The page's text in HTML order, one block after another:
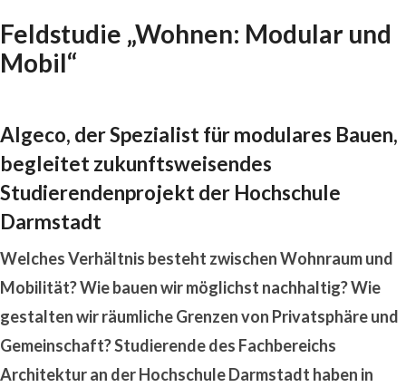
Feldstudie „Wohnen: Modular und
Mobil“
Algeco, der Spezialist für modulares Bauen,
begleitet zukunftsweisendes
Studierendenprojekt der Hochschule
Darmstadt
Welches Verhältnis besteht zwischen Wohnraum und
Mobilität? Wie bauen wir möglichst nachhaltig? Wie
gestalten wir räumliche Grenzen von Privatsphäre und
Gemeinschaft? Studierende des Fachbereichs
Architektur an der Hochschule Darmstadt haben in